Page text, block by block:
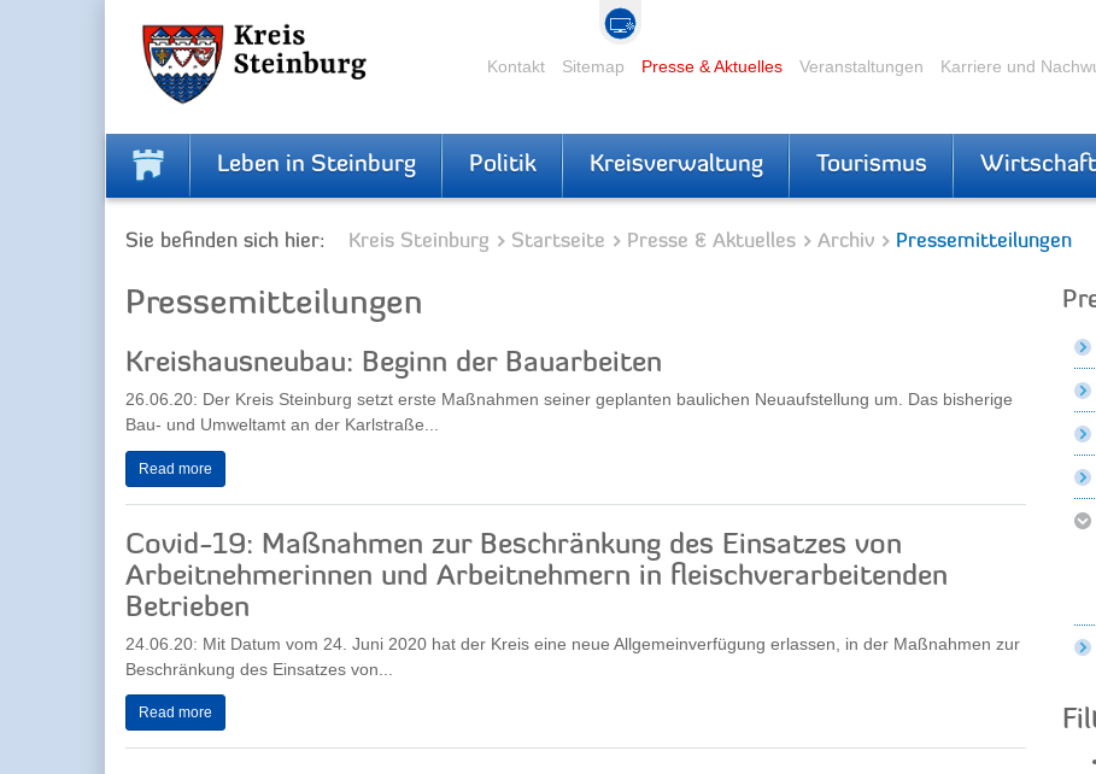
Kontakt Sitemap Presse & Aktuelles Veranstaltungen Karriere und
Leben in Steinburg Politik Kreisverwaltung Tourismus Wirtschaft
Sie befinden sich hier: Kreis Steinburg Startseite Presse & Aktuelles Archiv Pressemitteilungen
Pressemitteilungen
Kreishausneubau: Beginn der Bauarbeiten
26.06.20: Der Kreis Steinburg setzt erste Maßnahmen seiner geplanten baulichen Neuaufstellung um. Das bisherige
Bau- und Umweltamt an der Karlstraße...
Read more
Covid-19: Maßnahmen zur Beschränkung des Einsatzes von
Arbeitnehmerinnen und Arbeitnehmern in fleischverarbeitenden
Betrieben
24.06.20: Mit Datum vom 24. Juni 2020 hat der Kreis eine neue Allgemeinverfügung erlassen, in der Maßnahmen zur
Beschränkung des Einsatzes von...
Read more